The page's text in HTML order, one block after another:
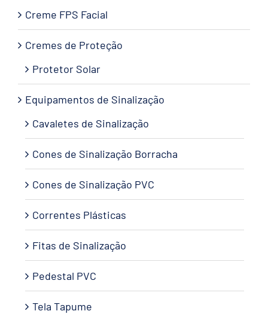
Creme FPS Facial
Cremes de Proteção
Protetor Solar
Equipamentos de Sinalização
Cavaletes de Sinalização
Cones de Sinalização Borracha
Cones de Sinalização PVC
Correntes Plásticas
Fitas de Sinalização
Pedestal PVC
Tela Tapume